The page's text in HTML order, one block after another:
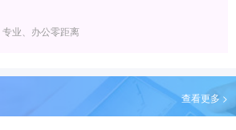
业、办公零距离
查看更多 >